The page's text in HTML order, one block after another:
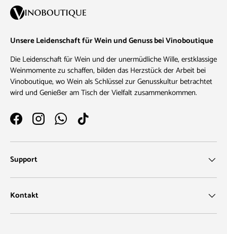
Unsere Leidenschaft für Wein und Genuss bei Vinoboutique
Die Leidenschaft für Wein und der unermüdliche Wille, erstklassige
Weinmomente zu schaffen, bilden das Herzstück der Arbeit bei
Vinoboutique, wo Wein als Schlüssel zur Genusskultur betrachtet
wird und Genießer am Tisch der Vielfalt zusammenkommen.
FacebookInstagramWhatsAppTikTok
Support
Kontakt